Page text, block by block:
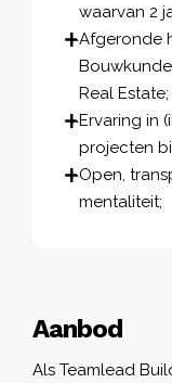
Aanbod
Als Teamlead
waarvan 2
Afgeronde
Real Estate;
Ervaring in
projecten
Open,
mentaliteit;